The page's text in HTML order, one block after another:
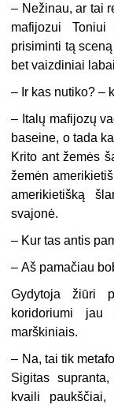
– Nežinau, ar tai
mafijozui
prisiminti tą
bet vaizdiniai
– Ir kas nutiko? –
– Italų mafijozų
baseine, o tada
Krito ant žemės
žemėn
amerikietišką
svajonė.
– Kur tas antis
–Aš pamačiau
Gydytoja žiūri
koridoriumi jau
marškiniais.
– Na, tai tik
Sigitas
kvaili